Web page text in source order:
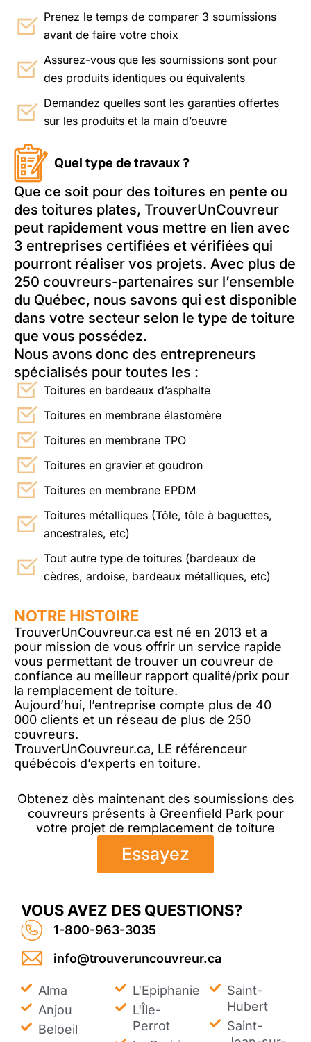
Prenez le temps de comparer 3 soumissions
avant de faire votre choix
Assurez-vous que les soumissions sont pour
des produits identiques ou équivalents
Demandez quelles sont les garanties offertes
sur les produits et la main d’oeuvre
Quel type de travaux ?
Que ce soit pour des toitures en pente ou
des toitures plates, TrouverUnCouvreur
peut rapidement vous mettre en lien avec
3 entreprises certifiées et vérifiées qui
pourront réaliser vos projets. Avec plus de
250 couvreurs-partenaires sur l’ensemble
du Québec, nous savons qui est disponible
dans votre secteur selon le type de toiture
que vous possédez.
Nous avons donc des entrepreneurs
spécialisés pour toutes les :
Toitures en bardeaux d’asphalte
Toitures en membrane élastomère
Toitures en membrane TPO
Toitures en gravier et goudron
Toitures en membrane EPDM
Toitures métalliques (Tôle, tôle à baguettes,
ancestrales, etc)
Tout autre type de toitures (bardeaux de
cèdres, ardoise, bardeaux métalliques, etc)
NOTRE HISTOIRE
TrouverUnCouvreur.ca est né en 2013 et a
pour mission de vous offrir un service rapide
vous permettant de trouver un couvreur de
confiance au meilleur rapport qualité/prix pour
la remplacement de toiture.
Aujourd’hui, l’entreprise compte plus de 40
000 clients et un réseau de plus de 250
couvreurs.
TrouverUnCouvreur.ca, LE référenceur
québécois d’experts en toiture.
Obtenez dès maintenant des soumissions des
couvreurs présents à Greenfield Park pour
votre projet de remplacement de toiture
Essayez
VOUS AVEZ DES QUESTIONS?
1-800-963-3035
info@trouveruncouvreur.ca
Alma
Anjou
Beloeil
L'Epiphanie
L'Île-
Perrot
Saint-
Hubert
Saint-